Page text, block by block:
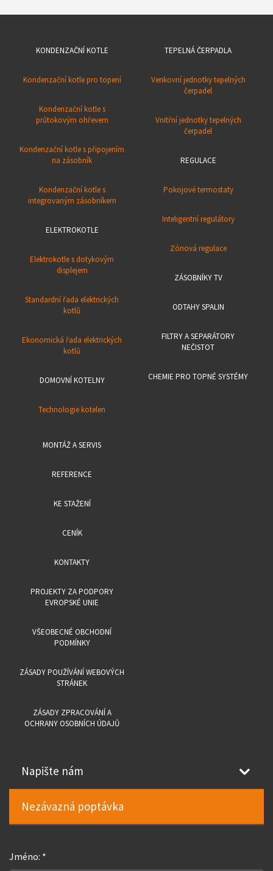
KONDENZAČNÍ KOTLE
Kondenzační kotle pro topení
Kondenzační kotle s
průtokovým ohřevem
Kondenzační kotle s připojením
na zásobník
Kondenzační kotle s
integrovaným zásobníkem
ELEKTROKOTLE
Elektrokotle s dotykovým
displejem
Standardní řada elektrických
kotlů
Ekonomická řada elektrických
kotlů
DOMOVNÍ KOTELNY
Technologie kotelen
TEPELNÁ ČERPADLA
Venkovní jednotky tepelných
čerpadel
Vnitřní jednotky tepelných
čerpadel
REGULACE
Pokojové termostaty
Inteligentní regulátory
Zónová regulace
ZÁSOBNÍKY TV
ODTAHY SPALIN
FILTRY A SEPARÁTORY
NEČISTOT
CHEMIE PRO TOPNÉ SYSTÉMY
MONTÁŽ A SERVIS
REFERENCE
KE STAŽENÍ
CENÍK
KONTAKTY
PROJEKTY ZA PODPORY
EVROPSKÉ UNIE
VŠEOBECNÉ OBCHODNÍ
PODMÍNKY
ZÁSADY POUŽÍVÁNÍ WEBOVÝCH
STRÁNEK
ZÁSADY ZPRACOVÁNÍ A
OCHRANY OSOBNÍCH ÚDAJŮ
Napište nám
Nezávazná poptávka
Jméno: *